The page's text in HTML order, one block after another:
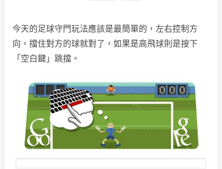
今天的足球守門玩法應該是最簡單的，左右控制方
向，擋住對方的球就對了，如果是高飛球則是按下
「空白鍵」跳擋。